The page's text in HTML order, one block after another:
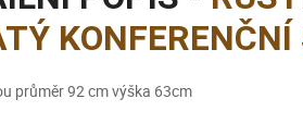
průměr 92 cm výška 63cm